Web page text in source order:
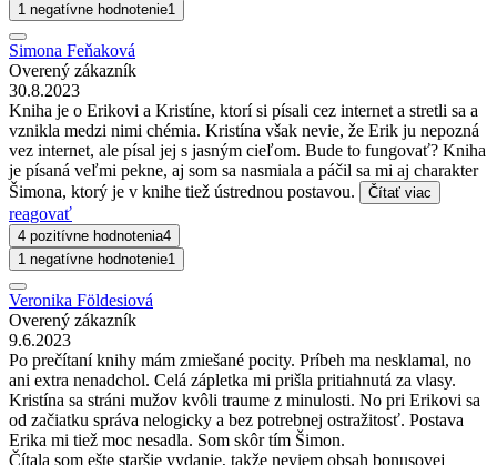
1 negatívne hodnotenie1
Simona Feňaková
Overený zákazník
30.8.2023
Kniha je o Erikovi a Kristíne, ktorí si písali cez internet a stretli sa a
vznikla medzi nimi chémia. Kristína však nevie, že Erik ju nepozná
vez internet, ale písal jej s jasným cieľom. Bude to fungovať? Kniha
je písaná veľmi pekne, aj som sa nasmiala a páčil sa mi aj charakter
Šimona, ktorý je v knihe tiež ústrednou postavou.
Čítať viac
reagovať
4 pozitívne hodnotenia4
1 negatívne hodnotenie1
Veronika Földesiová
Overený zákazník
9.6.2023
Po prečítaní knihy mám zmiešané pocity. Príbeh ma nesklamal, no
ani extra nenadchol. Celá zápletka mi prišla pritiahnutá za vlasy.
Kristína sa stráni mužov kvôli traume z minulosti. No pri Erikovi sa
od začiatku správa nelogicky a bez potrebnej ostražitosť. Postava
Erika mi tiež moc nesadla. Som skôr tím Šimon.
Čítala som ešte staršie vydanie, takže neviem obsah bonusovej